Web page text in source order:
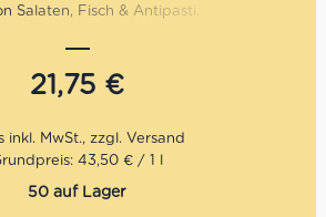
Salaten, Fisch & Antipasti.
erhalte beim Kauf von 3 nativen
Rabatt pro Artikel
21,75 €
43,50 € / 1 l
50 auf Lager